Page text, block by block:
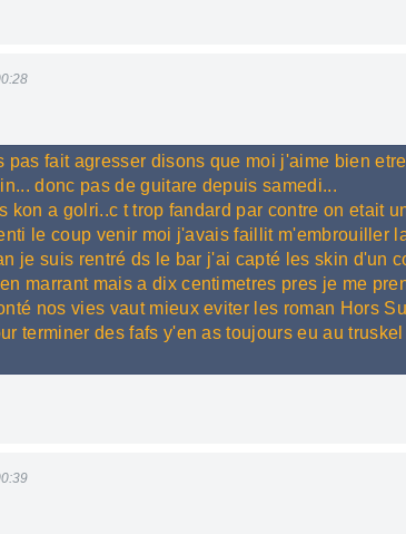
pas fait agresser disons que moi j'aime bien
donc pas de guitare depuis samedi...
kon a golri..c t trop fandard par contre on etait
le coup venir moi j'avais faillit m'embrouiller
je suis rentré ds le bar j'ai capté les skin d'un
marrant mais a dix centimetres pres je me
nos vies vaut mieux eviter les roman Hors
terminer des fafs y'en as toujours eu au